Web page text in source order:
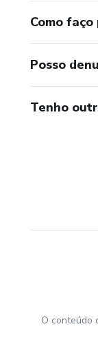
Como
Posso
Tenho
O conteúdo